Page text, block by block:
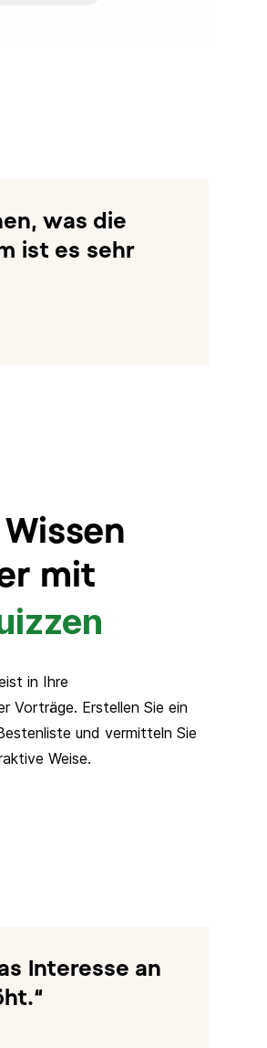
was die
ist es sehr
mit
in Ihre
Vorträge. Erstellen Sie ein
und vermitteln Sie
Weise.
Interesse an